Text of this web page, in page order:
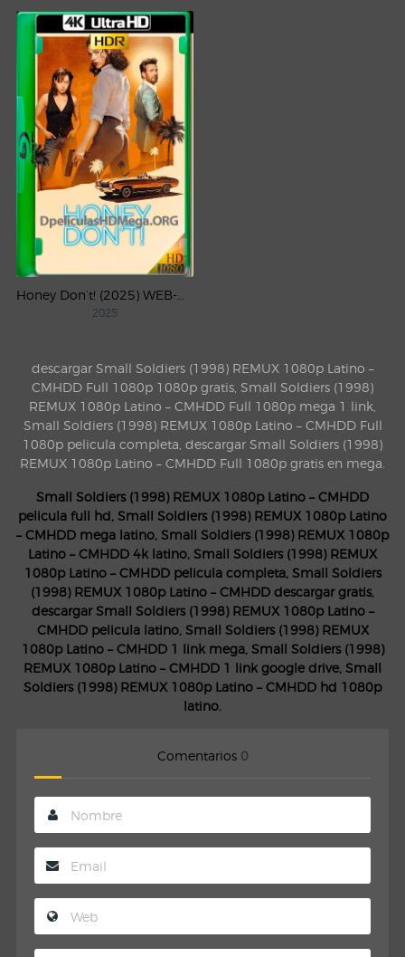
2025
descargar Small Soldiers (1998) REMUX 1080p Latino –
CMHDD Full 1080p 1080p gratis, Small Soldiers (1998)
REMUX 1080p Latino – CMHDD Full 1080p mega 1 link,
Small Soldiers (1998) REMUX 1080p Latino – CMHDD Full
1080p pelicula completa, descargar Small Soldiers (1998)
REMUX 1080p Latino – CMHDD Full 1080p gratis en mega.
Small Soldiers (1998) REMUX 1080p Latino – CMHDD
pelicula full hd, Small Soldiers (1998) REMUX 1080p Latino
– CMHDD mega latino, Small Soldiers (1998) REMUX 1080p
Latino – CMHDD 4k latino, Small Soldiers (1998) REMUX
1080p Latino – CMHDD pelicula completa, Small Soldiers
(1998) REMUX 1080p Latino – CMHDD descargar gratis,
descargar Small Soldiers (1998) REMUX 1080p Latino –
CMHDD pelicula latino, Small Soldiers (1998) REMUX
1080p Latino – CMHDD 1 link mega, Small Soldiers (1998)
REMUX 1080p Latino – CMHDD 1 link google drive, Small
Soldiers (1998) REMUX 1080p Latino – CMHDD hd 1080p
latino.
Comentarios 0